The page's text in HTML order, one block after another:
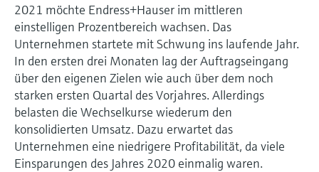
2021 möchte Endress+Hauser im mittleren
einstelligen Prozentbereich wachsen. Das
Unternehmen startete mit Schwung ins laufende Jahr.
In den ersten drei Monaten lag der Auftragseingang
über den eigenen Zielen wie auch über dem noch
starken ersten Quartal des Vorjahres. Allerdings
belasten die Wechselkurse wiederum den
konsolidierten Umsatz. Dazu erwartet das
Unternehmen eine niedrigere Profitabilität, da viele
Einsparungen des Jahres 2020 einmalig waren.